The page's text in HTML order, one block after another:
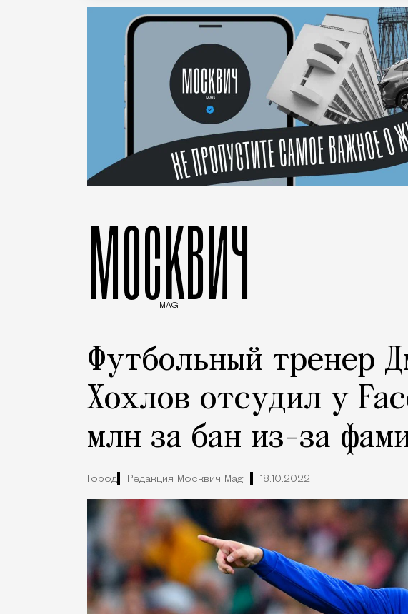
МОСКВИЧ
MAG
Футбольный тренер
Хохлов отсудил у
млн за бан из-за
Город Редакция Москвич Mag 18.10.2022